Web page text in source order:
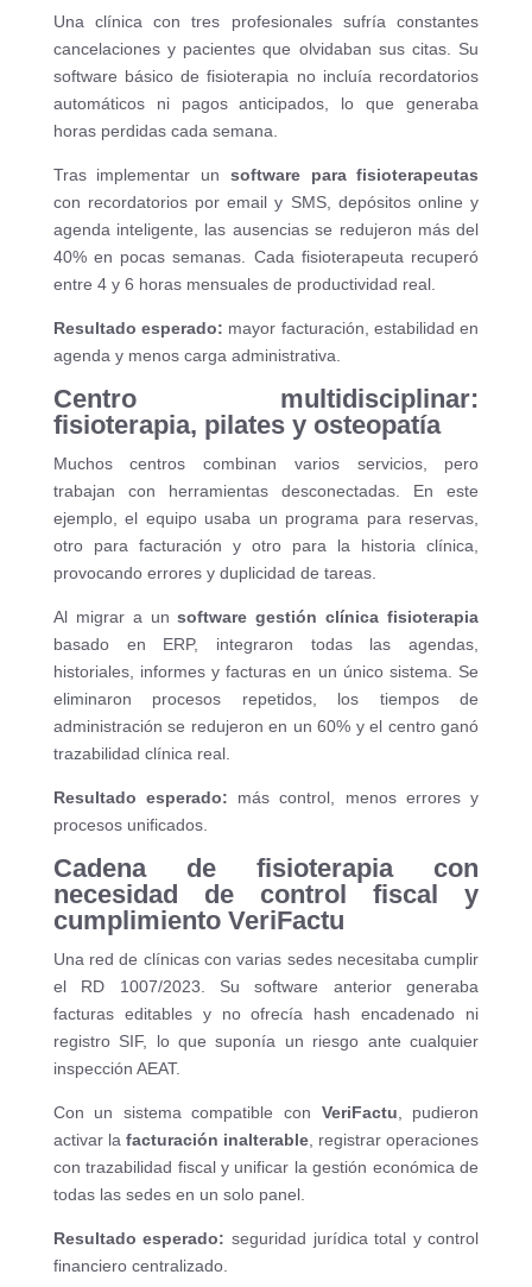
Una clínica con tres profesionales sufría constantes
cancelaciones y pacientes que olvidaban sus citas. Su
software básico de fisioterapia no incluía recordatorios
automáticos ni pagos anticipados, lo que generaba
horas perdidas cada semana.
Tras implementar un software para fisioterapeutas
con recordatorios por email y SMS, depósitos online y
agenda inteligente, las ausencias se redujeron más del
40% en pocas semanas. Cada fisioterapeuta recuperó
entre 4 y 6 horas mensuales de productividad real.
Resultado esperado: mayor facturación, estabilidad en
agenda y menos carga administrativa.
Centro multidisciplinar:
fisioterapia, pilates y osteopatía
Muchos centros combinan varios servicios, pero
trabajan con herramientas desconectadas. En este
ejemplo, el equipo usaba un programa para reservas,
otro para facturación y otro para la historia clínica,
provocando errores y duplicidad de tareas.
Al migrar a unsoftware gestión clínica fisioterapia
basado en ERP, integraron todas las agendas,
historiales, informes y facturas en un único sistema. Se
eliminaron procesos repetidos, los tiempos de
administración se redujeron en un 60% y el centro ganó
trazabilidad clínica real.
Resultado esperado: más control, menos errores y
procesos unificados.
Cadena de fisioterapia con
necesidad de control fiscal y
cumplimiento VeriFactu
Una red de clínicas con varias sedes necesitaba cumplir
el RD 1007/2023. Su software anterior generaba
facturas editables y no ofrecía hash encadenado ni
registro SIF, lo que suponía un riesgo ante cualquier
inspección AEAT.
Con un sistema compatible con VeriFactu , pudieron
activar la facturación inalterable , registrar operaciones
con trazabilidad fiscal y unificar la gestión económica de
todas las sedes en un solo panel.
Resultado esperado: seguridad jurídica total y control
financiero centralizado.